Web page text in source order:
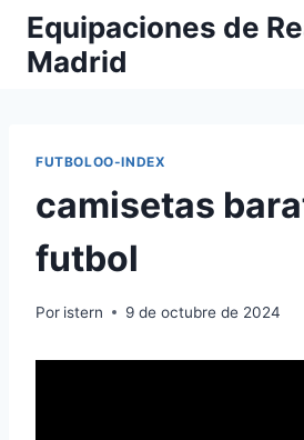
Saltar
contenido
Equipaciones de
Madrid
FUTBOLOO-INDEX
camisetas
futbol
Por istern 9 de octubre de 2024